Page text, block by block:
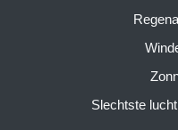
Slechtste